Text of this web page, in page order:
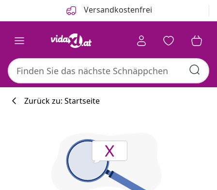
Versandkostenfrei
#sharemevidaxl
Zurück zu: Startseite